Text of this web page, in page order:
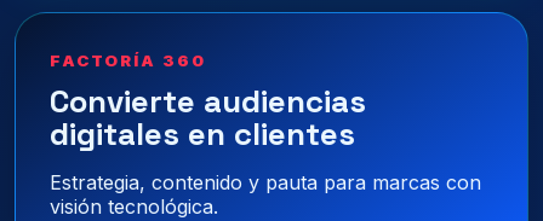
FACTORÍA 360
Convierte audiencias
digitales en clientes
Estrategia, contenido y pauta para marcas con
visión tecnológica.